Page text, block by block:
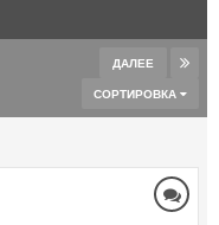
ДАЛЕЕ
СОРТИРОВКА